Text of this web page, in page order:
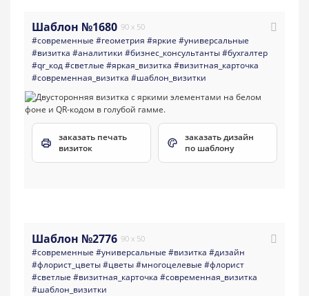
Шаблон №1680 90 x 50
#современные #геометрия #яркие #универсальные
#визитка #аналитики #бизнес_консультанты#бухгалтер
#qr_код#светлые #яркая_визитка #визитная_карточка
#современная_визитка #шаблон_визитки
заказать печать
визиток
заказать дизайн
по шаблону
Шаблон №2776 90 x 50
#современные #универсальные #визитка #дизайн
#флорист_цветы#цветы#многоцелевые #флорист
#светлые #визитная_карточка #современная_визитка
#шаблон_визитки